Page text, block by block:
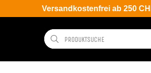
Versandkostenfrei ab 250